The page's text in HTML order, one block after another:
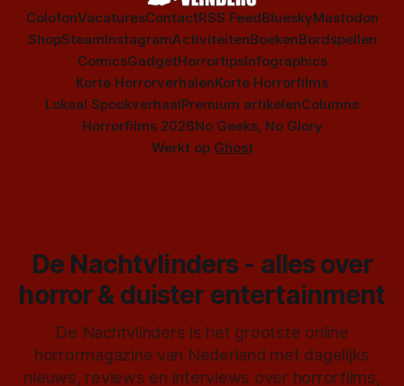
ColofonVacaturesContactRSS FeedBlueskyMastodon
ShopSteamInstagramActiviteitenBoekenBordspellen
ComicsGadgetHorrortipsInfographics
Korte HorrorverhalenKorte Horrorfilms
Lokaal SpookverhaalPremium artikelenColumns
Horrorfilms 2026No Geeks, No Glory
Werkt op Ghost
De Nachtvlinders - alles over
horror & duister entertainment
De Nachtvlinders is het grootste online
horrormagazine van Nederland met dagelijks
nieuws, reviews en interviews over horrorfilms,